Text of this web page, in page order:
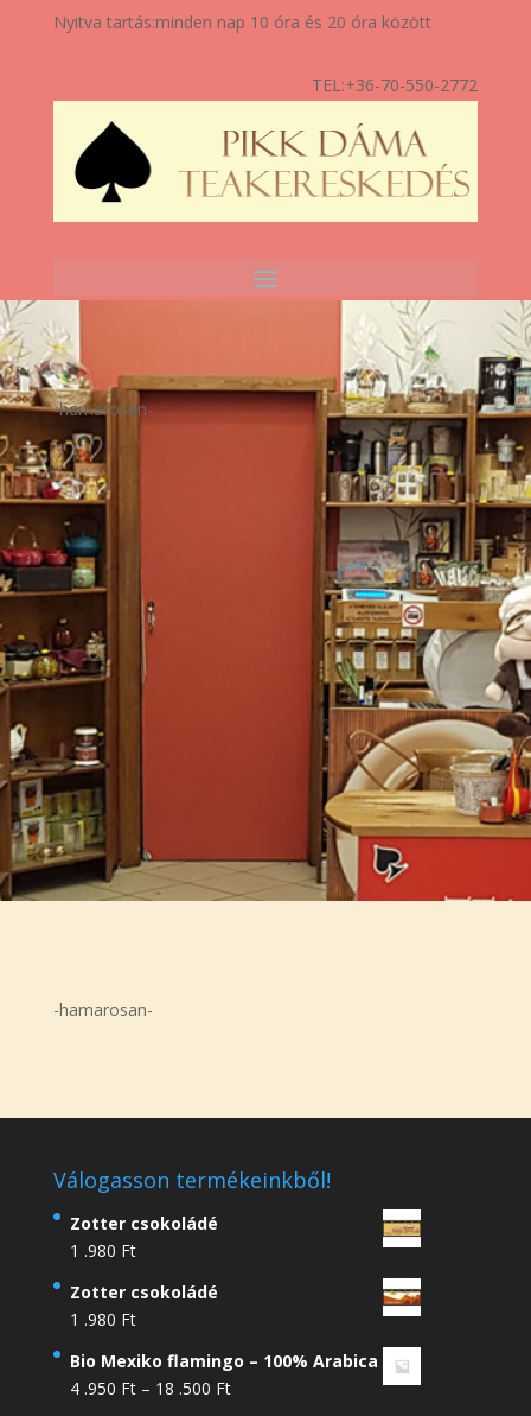
Nyitva tartás:minden nap 10 óra és 20 óra között
TEL:+36-70-550-2772
-hamarosan-
-hamarosan-
Válogasson termékeinkből!
Zotter csokoládé
1 .980 Ft
Zotter csokoládé
1 .980 Ft
Bio Mexiko flamingo – 100% Arabica
4 .950 Ft – 18 .500 FtÁrtartomány: